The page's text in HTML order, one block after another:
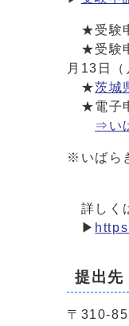
★受験申
★受験申
月13日
★茨城
★電子申
⇒い
※いばら
詳しく
▶
提出先
〒310-